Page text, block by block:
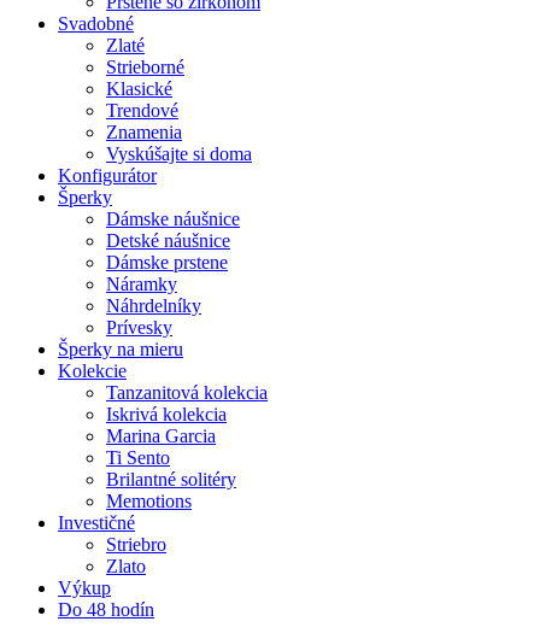
Svadobné
Zlaté
Strieborné
Klasické
Trendové
Znamenia
Vyskúšajte si doma
Konfigurátor
Šperky
Dámske náušnice
Detské náušnice
Dámske prstene
Náramky
Náhrdelníky
Prívesky
Šperky na mieru
Kolekcie
Tanzanitová kolekcia
Iskrivá kolekcia
Marina Garcia
Ti Sento
Brilantné solitéry
Memotions
Investičné
Striebro
Zlato
Výkup
Do 48 hodín